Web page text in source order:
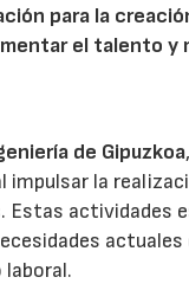
para la
el talento y
de Gipuzkoa
la
actividades
actuales